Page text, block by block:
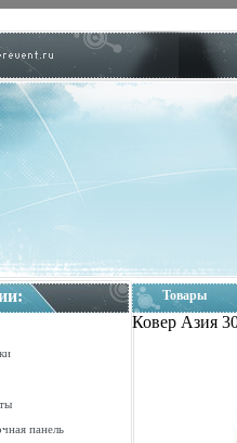
панель
Товары
Ковер Азия